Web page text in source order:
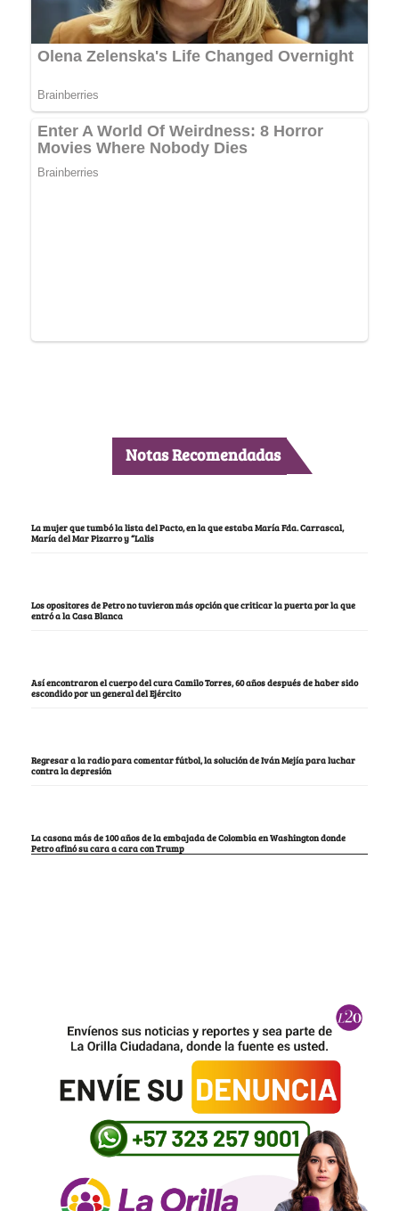
Notas Recomendadas
La mujer que tumbó la lista del Pacto, en la que estaba María Fda. Carrascal,
María del Mar Pizarro y “Lalis
Los opositores de Petro no tuvieron más opción que criticar la puerta por la que
entró a la Casa Blanca
Así encontraron el cuerpo del cura Camilo Torres, 60 años después de haber sido
escondido por un general del Ejército
Regresar a la radio para comentar fútbol, la solución de Iván Mejía para luchar
contra la depresión
La casona más de 100 años de la embajada de Colombia en Washington donde
Petro afinó su cara a cara con Trump